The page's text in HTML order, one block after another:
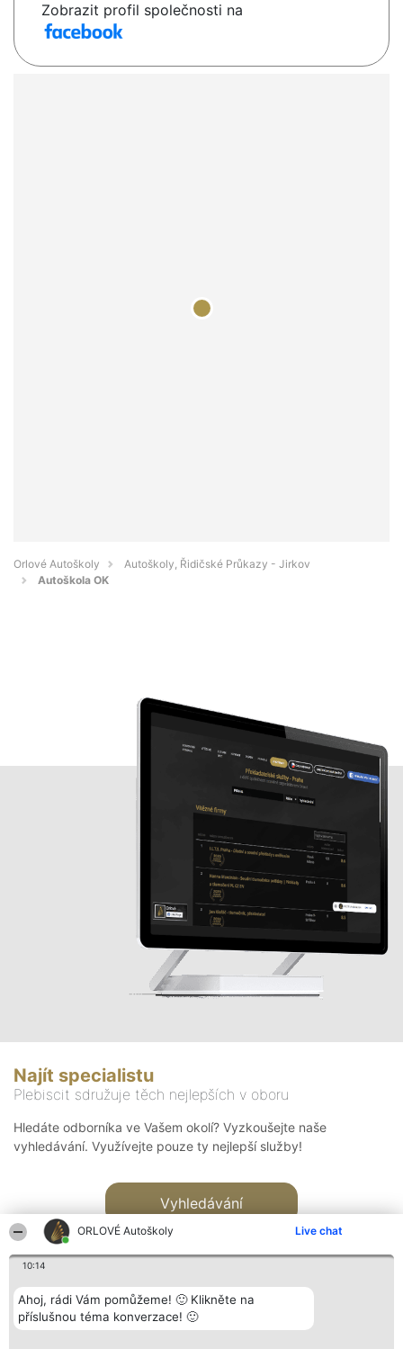
ORLOVÉ Autoškoly Live chat
10:14
Ahoj, rádi Vám pomůžeme! 🙂 Klikněte na
příslušnou téma konverzace! 🙂
Zobrazit profil společnosti na
Orlové Autoškoly
Autoškoly, Řidičské Průkazy - Jirkov
Autoškola OK
Najít specialistu
Plebiscit sdružuje těch nejlepších v oboru
Hledáte odborníka ve Vašem okolí? Vyzkoušejte naše
vyhledávání. Využívejte pouze ty nejlepší služby!
Vyhledávání